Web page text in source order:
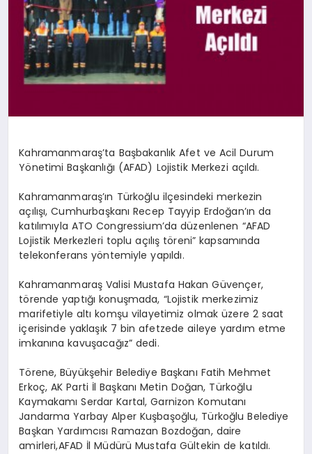
KÜNYE
Kahramanmaraş’ta Başbakanlık Afet ve Acil Durum
Yönetimi Başkanlığı (AFAD) Lojistik Merkezi açıldı.
Kahramanmaraş’ın Türkoğlu ilçesindeki merkezin
açılışı, Cumhurbaşkanı Recep Tayyip Erdoğan’ın da
katılımıyla ATO Congressium’da düzenlenen “AFAD
Lojistik Merkezleri toplu açılış töreni” kapsamında
telekonferans yöntemiyle yapıldı.
Kahramanmaraş Valisi Mustafa Hakan Güvençer,
törende yaptığı konuşmada, “Lojistik merkezimiz
marifetiyle altı komşu vilayetimiz olmak üzere 2 saat
içerisinde yaklaşık 7 bin afetzede aileye yardım etme
imkanına kavuşacağız” dedi.
Törene, Büyükşehir Belediye Başkanı Fatih Mehmet
Erkoç, AK Parti İl Başkanı Metin Doğan, Türkoğlu
Kaymakamı Serdar Kartal, Garnizon Komutanı
Jandarma Yarbay Alper Kuşbaşoğlu, Türkoğlu Belediye
Başkan Yardımcısı Ramazan Bozdoğan, daire
amirleri,AFAD İl Müdürü Mustafa Gültekin de katıldı.